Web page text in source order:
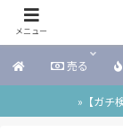
売る
»【ガチ
メニュー